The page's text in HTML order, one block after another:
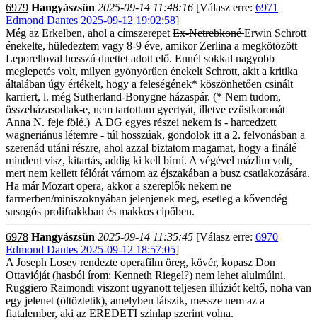
6979 Hangyászsün 2025-09-14 11:48:16 [Válasz erre: 6971
Edmond Dantes 2025-09-12 19:02:58]
Még az Erkelben, ahol a címszerepet Ex-NetrebkonéErwin Schrott
énekelte, hüledeztem vagy 8-9 éve, amikor Zerlina a megkötözött
Leporelloval hosszú duettet adott elő. Ennél sokkal nagyobb
meglepetés volt, milyen gyönyörűen énekelt Schrott, akit a kritika
általában úgy értékelt, hogy a feleségének* köszönhetően csinált
karriert, l. még Sutherland-Bonygne házaspár. (* Nem tudom,
összeházasodtak-e, nem tartottam gyertyát, illetveezüstkoronát
Anna N. feje fölé.) A DG egyes részei nekem is - harcedzett
wagneriánus létemre - túl hosszúak, gondolok itt a 2. felvonásban a
szerenád utáni részre, ahol azzal biztatom magamat, hogy a finálé
mindent visz, kitartás, addig ki kell bírni. A végével mázlim volt,
mert nem kellett félórát várnom az éjszakában a busz csatlakozására.
Ha már Mozart opera, akkor a szereplők nekem ne
farmerben/miniszoknyában jelenjenek meg, esetleg a kővendég
susogós prolifrakkban és makkos cipőben.
6978 Hangyászsün 2025-09-14 11:35:45 [Válasz erre: 6970
Edmond Dantes 2025-09-12 18:57:05]
A Joseph Losey rendezte operafilm öreg, kövér, kopasz Don
Ottavióját (hasból írom: Kenneth Riegel?) nem lehet alulmúlni.
Ruggiero Raimondi viszont ugyanott teljesen illúziót keltő, noha van
egy jelenet (öltöztetik), amelyben látszik, messze nem az a
fiatalember, aki az EREDETI színlap szerint volna.